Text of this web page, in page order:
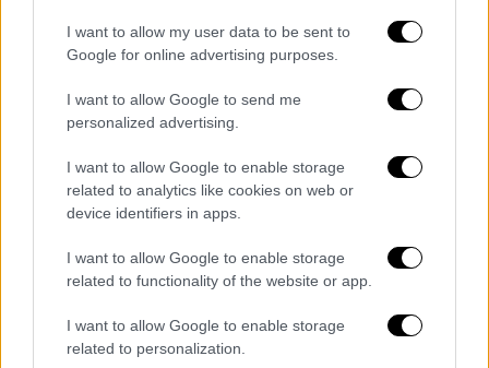
I want to allow my user data to be sent to
Google for online advertising purposes.
I want to allow Google to send me
personalized advertising.
I want to allow Google to enable storage
related to analytics like cookies on web or
device identifiers in apps.
I want to allow Google to enable storage
related to functionality of the website or app.
I want to allow Google to enable storage
related to personalization.
οπαδοί του Τσάρου, από την άλλη
φανατισμένοι Μπολσεβίκοι κι ανάμεσά τους
ξεπεσμένοι πρίγκιπες, ντόπιοι καπετάνιοι
(αταμάνοι) με ομάδες ενόπλων, κυνηγημένοι
αξιωματικοί από τσαρικούς και Κόκκινους
και σ’ όλο αυτή την ανακατωσούρα, να και οι
Έλληνες!
που
εκστράτευσαν στα εδάφη της Ρωσίας,
υπήρχαν σπουδαία ονόματα που έμελλε να
γράψουν την μετέπειτα Ελληνική Ιστορία.
Πάρτε ανάσα:Νικόλαος Πλαστήρας